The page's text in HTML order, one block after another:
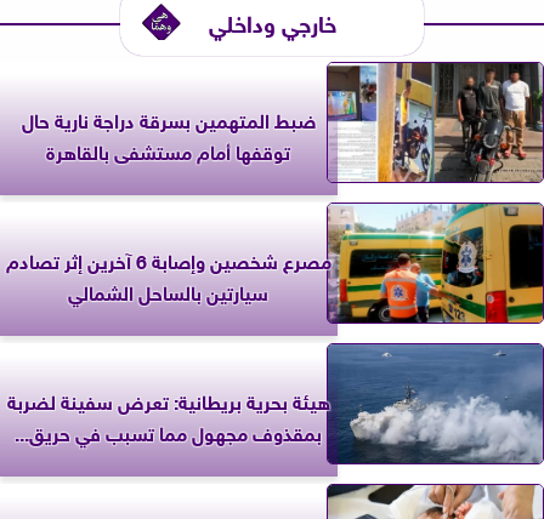
خارجي وداخلي
ضبط المتهمين بسرقة دراجة نارية حال
توقفها أمام مستشفى بالقاهرة
مصرع شخصين وإصابة 6 آخرين إثر تصادم
سيارتين بالساحل الشمالي
‎هيئة بحرية بريطانية: تعرض سفينة لضربة
بمقذوف مجهول مما تسبب في حريق...